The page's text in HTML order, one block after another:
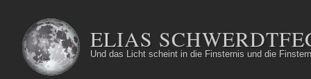
Inhalt
springen
ELIAS
Und das Licht scheint in die Finsternis und die